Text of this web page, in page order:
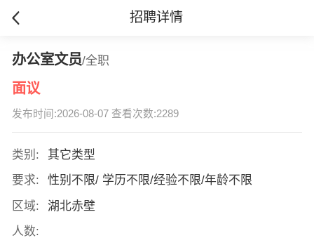
招聘详情
办公室文员/全职
面议
发布时间:2026-08-07 查看次数:2289
类别:
其它类型
要求:
性别不限/ 学历不限/经验不限/年龄不限
区域:
湖北赤壁
人数: